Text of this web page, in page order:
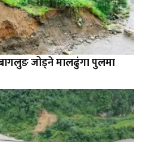
जोड्ने मालढुंगा पुलमा